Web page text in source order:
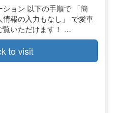
ョン 以下の手順で 「簡
報の入力もなし」 で愛車
覧いただけます！ …
to visit